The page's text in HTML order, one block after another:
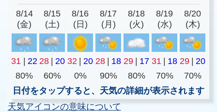
8/14
(金)
8/15
(土)
8/16
(日)
8/17
(月)
8/18
(火)
8/19
(水)
8/20
(木)
31 22 28 20 32 20 28 18 29 17 31 18 29
20
80%
60% 0% 90% 80% 70%
70%
日付をタップすると、天気の詳細が表示されます
天気アイコンの意味について